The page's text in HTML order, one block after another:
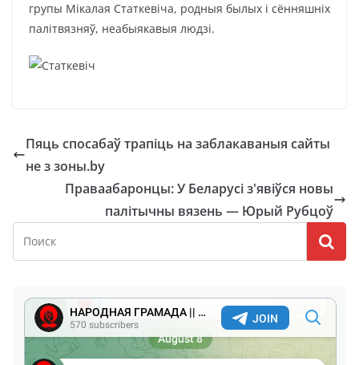
групы Мікалая Статкевіча, родныя былых і сённяшніх
палітвязняў, неабыякавыя людзі.
Пяць спосабаў трапіць на заблакаваныя сайты
не з зоны.by
Праваабаронцы: У Беларусі з'явіўся новы
палітычны вязень — Юрый Рубцоў